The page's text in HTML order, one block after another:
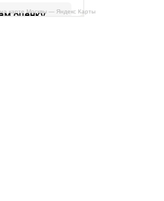
карте Москвы — Яндекс Карты